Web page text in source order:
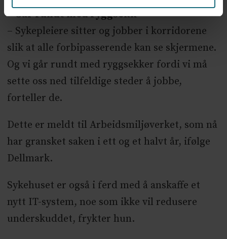
– Går rundt med ryggsekk
– Sykepleiere sitter og jobber i korridorene
slik at alle forbipasserende kan se skjermene.
Og vi går rundt med ryggsekker fordi vi må
sette oss ned tilfeldige steder å jobbe,
forteller de.
Dette er meldt til Arbeidsmiljøverket, som nå
har gransket saken i ett og et halvt år, ifølge
Dellmark.
Sykehuset er også i ferd med å anskaffe et
nytt IT-system, noe som ikke vil redusere
underskuddet, frykter hun.